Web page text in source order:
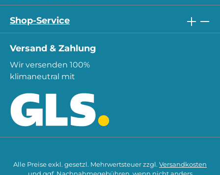
Shop-Service
Versand & Zahlung
Wir versenden 100%
klimaneutral mit
Alle Preise exkl. gesetzl. Mehrwertsteuer zzgl. Versandkosten